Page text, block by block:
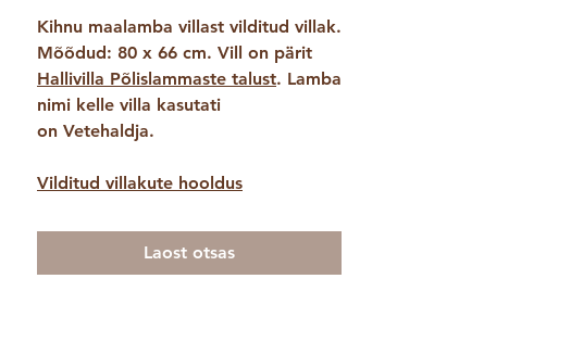
Kihnu maalamba villast vilditud villak.
Mõõdud: 80 x 66 cm. Vill on pärit
Hallivilla Põlislammaste talust. Lamba
nimi kelle villa kasutati
on Vetehaldja.
Vilditud villakute hooldus
Laost otsas